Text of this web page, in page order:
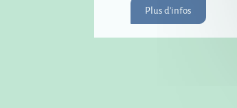
Plus d'infos